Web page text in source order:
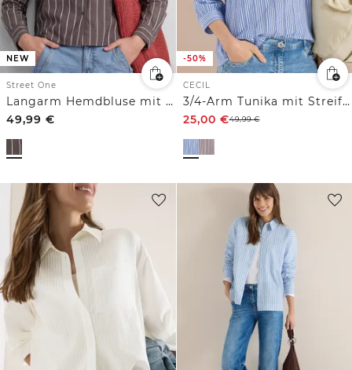
NEW
Street One
Langarm Hemdbluse mit Streifen
49,99 €
-50%
CECIL
3/4-Arm Tunika mit Streifenmuster
25,00 €49,99€